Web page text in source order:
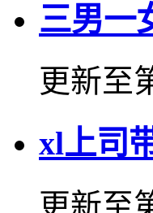
三男一
更新至
xl上司
更新至